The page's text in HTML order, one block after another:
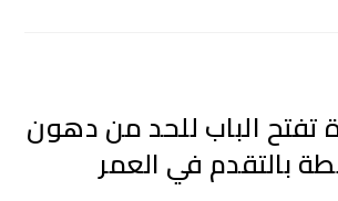
تفتح الباب للحد من دهون
بالتقدم في العمر